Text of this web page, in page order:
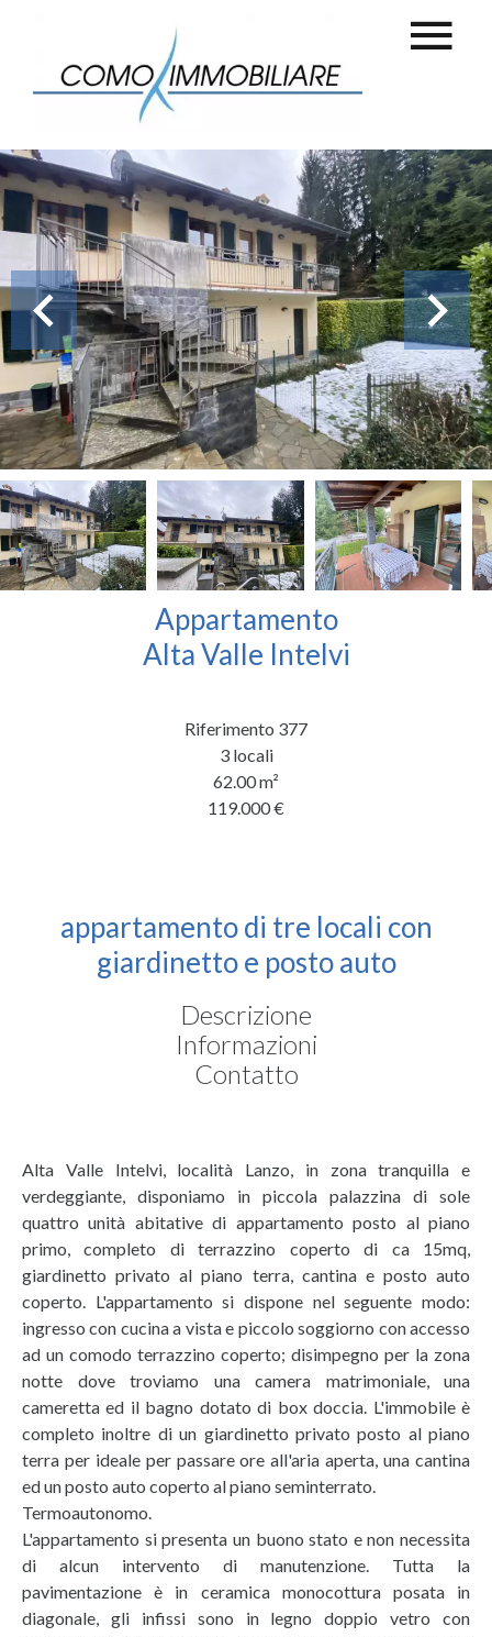
Appartamento
Alta Valle Intelvi
Riferimento 377
3 locali
62.00m²
119.000 €
appartamento di tre locali con
giardinetto e posto auto
Descrizione
Informazioni
Contatto
Alta Valle Intelvi, località Lanzo, in zona tranquilla e
verdeggiante, disponiamo in piccola palazzina di sole
quattro unità abitative di appartamento posto al piano
primo, completo di terrazzino coperto di ca 15mq,
giardinetto privato al piano terra, cantina e posto auto
coperto. L'appartamento si dispone nel seguente modo:
ingresso con cucina a vista e piccolo soggiorno con accesso
ad un comodo terrazzino coperto; disimpegno per la zona
notte dove troviamo una camera matrimoniale, una
cameretta ed il bagno dotato di box doccia. L'immobile è
completo inoltre di un giardinetto privato posto al piano
terra per ideale per passare ore all'aria aperta, una cantina
ed un posto auto coperto al piano seminterrato.
Termoautonomo.
L'appartamento si presenta un buono stato e non necessita
di alcun intervento di manutenzione. Tutta la
pavimentazione è in ceramica monocottura posata in
diagonale, gli infissi sono in legno doppio vetro con